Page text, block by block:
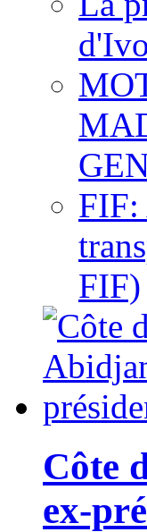
FIF:
FIF)
Côte
ex-